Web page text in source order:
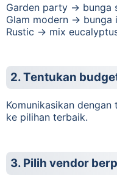
Garden party → bunga
Glam modern → bunga
Rustic → mix
2. Tentukan
Komunikasikan
ke pilihan terbaik.
3. Pilih vendor